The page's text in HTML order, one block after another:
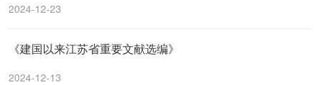
2024-12-23
《建国以来江苏省重要文献选编》
2024-12-13